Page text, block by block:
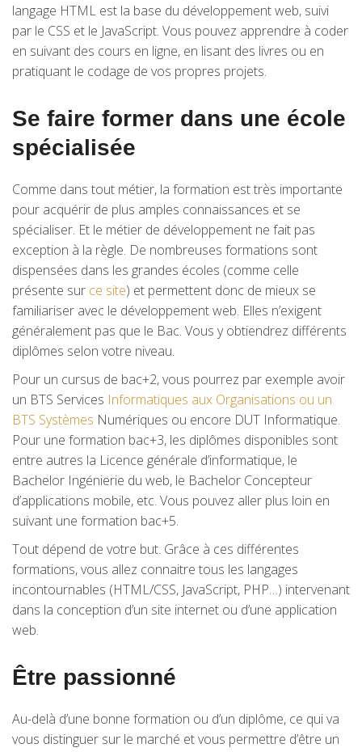
langage HTML est la base du développement web, suivi
par le CSS et le JavaScript. Vous pouvez apprendre à coder
en suivant des cours en ligne, en lisant des livres ou en
pratiquant le codage de vos propres projets.
Se faire former dans une école
spécialisée
Comme dans tout métier, la formation est très importante
pour acquérir de plus amples connaissances et se
spécialiser. Et le métier de développement ne fait pas
exception à la règle. De nombreuses formations sont
dispensées dans les grandes écoles (comme celle
présente sur ce site) et permettent donc de mieux se
familiariser avec le développement web. Elles n’exigent
généralement pas que le Bac. Vous y obtiendrez différents
diplômes selon votre niveau.
Pour un cursus de bac+2, vous pourrez par exemple avoir
un BTS Services Informatiques aux Organisations ou un
BTS Systèmes Numériques ou encore DUT Informatique.
Pour une formation bac+3, les diplômes disponibles sont
entre autres la Licence générale d’informatique, le
Bachelor Ingénierie du web, le Bachelor Concepteur
d’applications mobile, etc. Vous pouvez aller plus loin en
suivant une formation bac+5.
Tout dépend de votre but. Grâce à ces différentes
formations, vous allez connaitre tous les langages
incontournables (HTML/CSS, JavaScript, PHP…) intervenant
dans la conception d’un site internet ou d’une application
web.
Être passionné
Au-delà d’une bonne formation ou d’un diplôme, ce qui va
vous distinguer sur le marché et vous permettre d’être un